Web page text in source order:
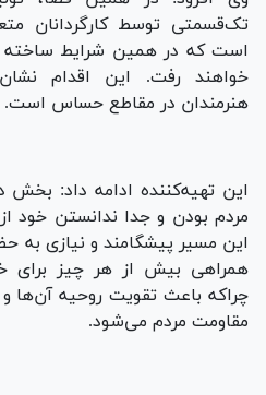
تک‌قسمتی توسط کارگردانان
است که در همین شرایط ساخته
خواهند رفت. این اقدام
هنرمندان در مقاطع حساس است.
این تهیه‌کننده ادامه داد: بخش
مردم بودن و جدا ندانستن خود
این مسیر پیشگامند و نیازی به
همراهی بیش از هر چیز برای
چراکه باعث تقویت روحیه آن‌ها
مقاومت مردم می‌شود.